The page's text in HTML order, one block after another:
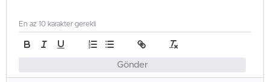
Gönder
En az 10 karakter gerekli